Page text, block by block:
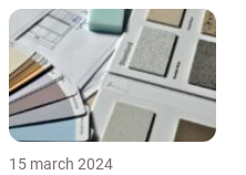
15 march 2024